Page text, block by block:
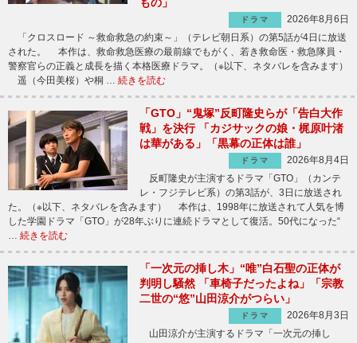
ドラマ
2026年8月6日
「クロスロード ～救命救急の約束～」（テレビ朝日系）の第5話が4日に放送
された。 本作は、救命救急医療の最前線でもがく、若き救命医・救急隊員・
警察官らの正義と成長を描く本格医療ドラマ。（※以下、ネタバレを含みます）
遥（今田美桜）や桐 … 続きを読む
「GTO」“鬼塚”反町隆史らが「告白大作
戦」を決行 「カジサックの娘・梶原叶渚
は華がある」「黒幕の正体は誰」
ドラマ
2026年8月4日
反町隆史が主演するドラマ「GTO」（カンテ
レ・フジテレビ系）の第3話が、3日に放送され
た。（※以下、ネタバレを含みます） 本作は、1998年に放送されて人気を博
した学園ドラマ「GTO」が28年ぶりに連続ドラマとして復活。50代になった“
… 続きを読む
「一次元の挿し木」“唯”白石聖の正体が
判明し騒然 「車椅子だったよね」「宗教
二世の“悠”山田涼介がつらい」
ドラマ
2026年8月3日
山田涼介が主演するドラマ「一次元の挿し